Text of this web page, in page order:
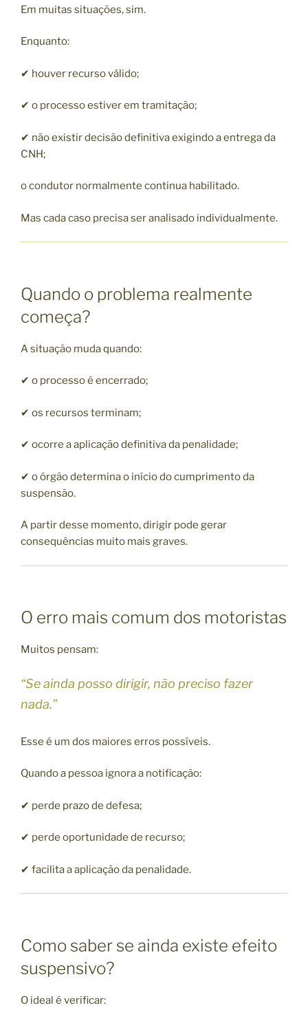
Em muitas situações, sim.
Enquanto:
✔ houver recurso válido;
✔ o processo estiver em tramitação;
✔ não existir decisão definitiva exigindo a entrega da
CNH;
o condutor normalmente continua habilitado.
Mas cada caso precisa ser analisado individualmente.
Quando o problema realmente
começa?
A situação muda quando:
✔ o processo é encerrado;
✔ os recursos terminam;
✔ ocorre a aplicação definitiva da penalidade;
✔ o órgão determina o início do cumprimento da
suspensão.
A partir desse momento, dirigir pode gerar
consequências muito mais graves.
O erro mais comum dos motoristas
Muitos pensam:
“Se ainda posso dirigir, não preciso fazer
nada.”
Esse é um dos maiores erros possíveis.
Quando a pessoa ignora a notificação:
✔ perde prazo de defesa;
✔ perde oportunidade de recurso;
✔ facilita a aplicação da penalidade.
Como saber se ainda existe efeito
suspensivo?
O ideal é verificar: